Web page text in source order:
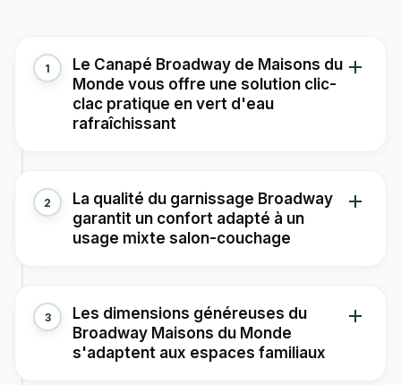
1
Le Canapé Broadway de Maisons du
Monde vous offre une solution clic-
clac pratique en vert d'eau
rafraîchissant
Vous découvrirez avec ce canapé convertible une
teinte vert d'eau particulièrement vitaminée qui
apportera une note pop et moderne à votre salon. Le
revêtement en tissu 100% polyester révèle une couleur
procure un effet sophistiqué très apprécié. Vous
bénéficierez d'une structure en bois d'eucalyptus
associée à des pieds en hévéa clair, garantissant
2
La qualité du garnissage Broadway
garantit un confort adapté à un
usage mixte salon-couchage
Vous profiterez d'un garnissage étudié avec des
densités de mousse polyuréthane variant de 16 à 50
kg/m³ selon les zones. Cette conception technique
vous assure un maintien correct pour les assises
3
Les dimensions généreuses du
Broadway Maisons du Monde
s'adaptent aux espaces familiaux